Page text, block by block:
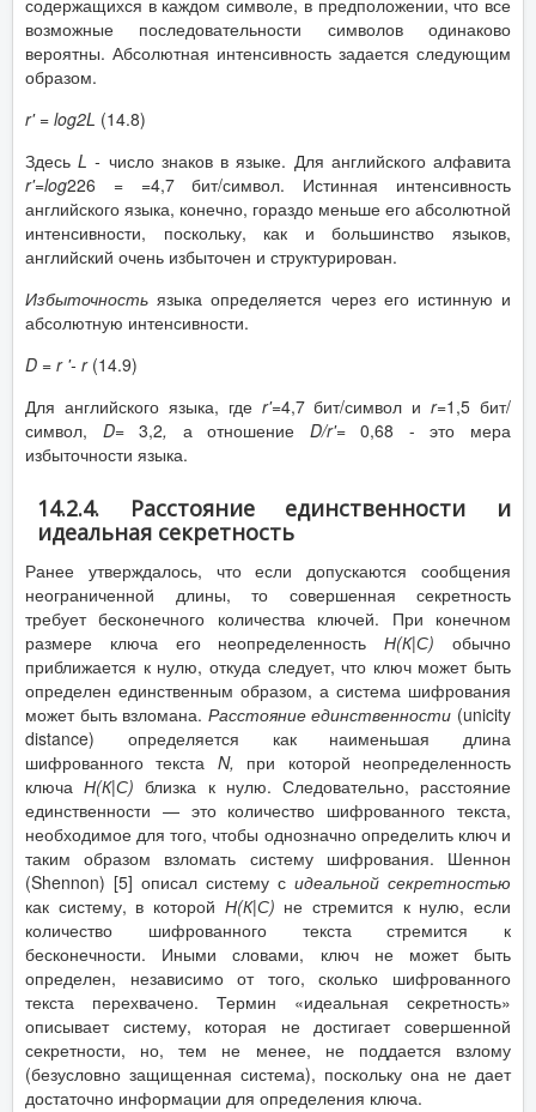
содержащихся в каждом символе, в предположении, что все
возможные последовательности символов одинаково
вероятны. Абсолютная интенсивность задается следующим
образом.
r' = log2L (14.8)
ЗдесьL - число знаков в языке. Для английского алфавита
r'=log226 = =4,7 бит/символ. Истинная интенсивность
английского языка, конечно, гораздо меньше его абсолютной
интенсивности, поскольку, как и большинство языков,
английский очень избыточен и структурирован.
Избыточностьязыка определяется через его истинную и
абсолютную интенсивности.
D = r '- r (14.9)
Для английского языка, где r'=4,7 бит/символ иr=1,5 бит/
символ, D=3,2, а отношение D/r'=0,68 - это мера
избыточности языка.
14.2.4. Расстояние единственности и
идеальная секретность
Ранее утверждалось, что если допускаются сообщения
неограниченной длины, то совершенная секретность
требует бесконечного количества ключей. При конечном
размере ключа его неопределенностьН(К|С)обычно
приближается к нулю, откуда следует, что ключ может быть
определен единственным образом, а система шифрования
может быть взломана. Расстояние единственности (unicity
distance) определяется как наименьшая длина
шифрованного текста N, при которой неопределенность
ключаН(К|С)близка к нулю. Следовательно, расстояние
единственности — это количество шифрованного текста,
необходимое для того, чтобы однозначно определить ключ и
таким образом взломать систему шифрования. Шеннон
(Shennon) [5] описал систему с идеальной секретностью
как систему, в которой Н(К|С) не стремится к нулю, если
количество шифрованного текста стремится к
бесконечности. Иными словами, ключ не может быть
определен, независимо от того, сколько шифрованного
текста перехвачено. Термин «идеальная секретность»
описывает систему, которая не достигает совершенной
секретности, но, тем не менее, не поддается взлому
(безусловно защищенная система), поскольку она не дает
достаточно информации для определения ключа.